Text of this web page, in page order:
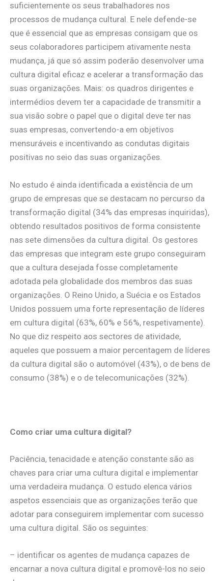
suficientemente os seus trabalhadores nos
processos de mudança cultural. E nele defende-se
que é essencial que as empresas consigam que os
seus colaboradores participem ativamente nesta
mudança, já que só assim poderão desenvolver uma
cultura digital eficaz e acelerar a transformação das
suas organizações. Mais: os quadros dirigentes e
intermédios devem ter a capacidade de transmitir a
sua visão sobre o papel que o digital deve ter nas
suas empresas, convertendo-a em objetivos
mensuráveis e incentivando as condutas digitais
positivas no seio das suas organizações.
No estudo é ainda identificada a existência de um
grupo de empresas que se destacam no percurso da
transformação digital (34% das empresas inquiridas),
obtendo resultados positivos de forma consistente
nas sete dimensões da cultura digital. Os gestores
das empresas que integram este grupo conseguiram
que a cultura desejada fosse completamente
adotada pela globalidade dos membros das suas
organizações. O Reino Unido, a Suécia e os Estados
Unidos possuem uma forte representação de líderes
em cultura digital (63%, 60% e 56%, respetivamente).
No que diz respeito aos sectores de atividade,
aqueles que possuem a maior percentagem de líderes
da cultura digital são o automóvel (43%), o de bens de
consumo (38%) e o de telecomunicações (32%).
Como criar uma cultura digital?
Paciência, tenacidade e atenção constante são as
chaves para criar uma cultura digital e implementar
uma verdadeira mudança. O estudo elenca vários
aspetos essenciais que as organizações terão que
adotar para conseguirem implementar com sucesso
uma cultura digital. São os seguintes:
– identificar os agentes de mudança capazes de
encarnar a nova cultura digital e promovê-los no seio